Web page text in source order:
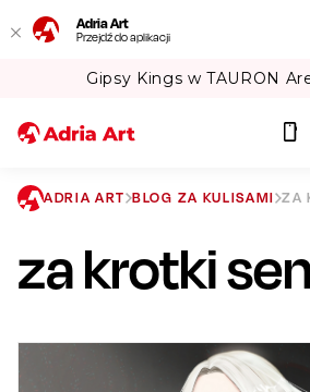
Adria Art
Przejdź do aplikacji
Sprawdź
Szukaj
ADRIA ART BLOG ZA KULISAMI ZA
za krotki sen